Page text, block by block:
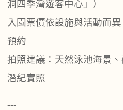
洞四季灣遊客中心」）
入園票價依設施與活動而
預約
拍照建議：天然泳池海景
潛紀實照
---